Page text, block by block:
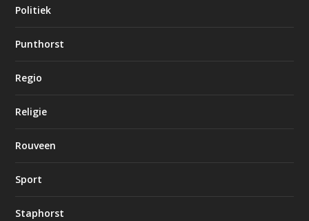
Politiek
Punthorst
Regio
Religie
Rouveen
Sport
Staphorst